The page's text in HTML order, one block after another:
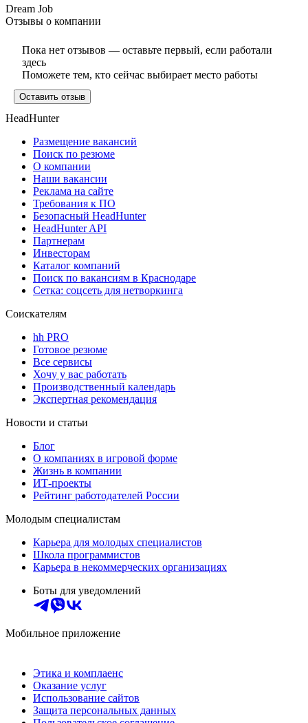
Dream Job
Отзывы о компании
Пока нет отзывов — оставьте первый, если работали
здесь
Поможете тем, кто сейчас выбирает место работы
Оставить отзыв
HeadHunter
Размещение вакансий
Поиск по резюме
О компании
Наши вакансии
Реклама на сайте
Требования к ПО
Безопасный HeadHunter
HeadHunter API
Партнерам
Инвесторам
Каталог компаний
Поиск по вакансиям в Краснодаре
Сетка: соцсеть для нетворкинга
Соискателям
hh PRO
Готовое резюме
Все сервисы
Хочу у вас работать
Производственный календарь
Экспертная рекомендация
Новости и статьи
Блог
О компаниях в игровой форме
Жизнь в компании
ИТ-проекты
Рейтинг работодателей России
Молодым специалистам
Карьера для молодых специалистов
Школа программистов
Карьера в некоммерческих организациях
Боты для уведомлений
Мобильное приложение
Этика и комплаенс
Оказание услуг
Использование сайтов
Защита персональных данных